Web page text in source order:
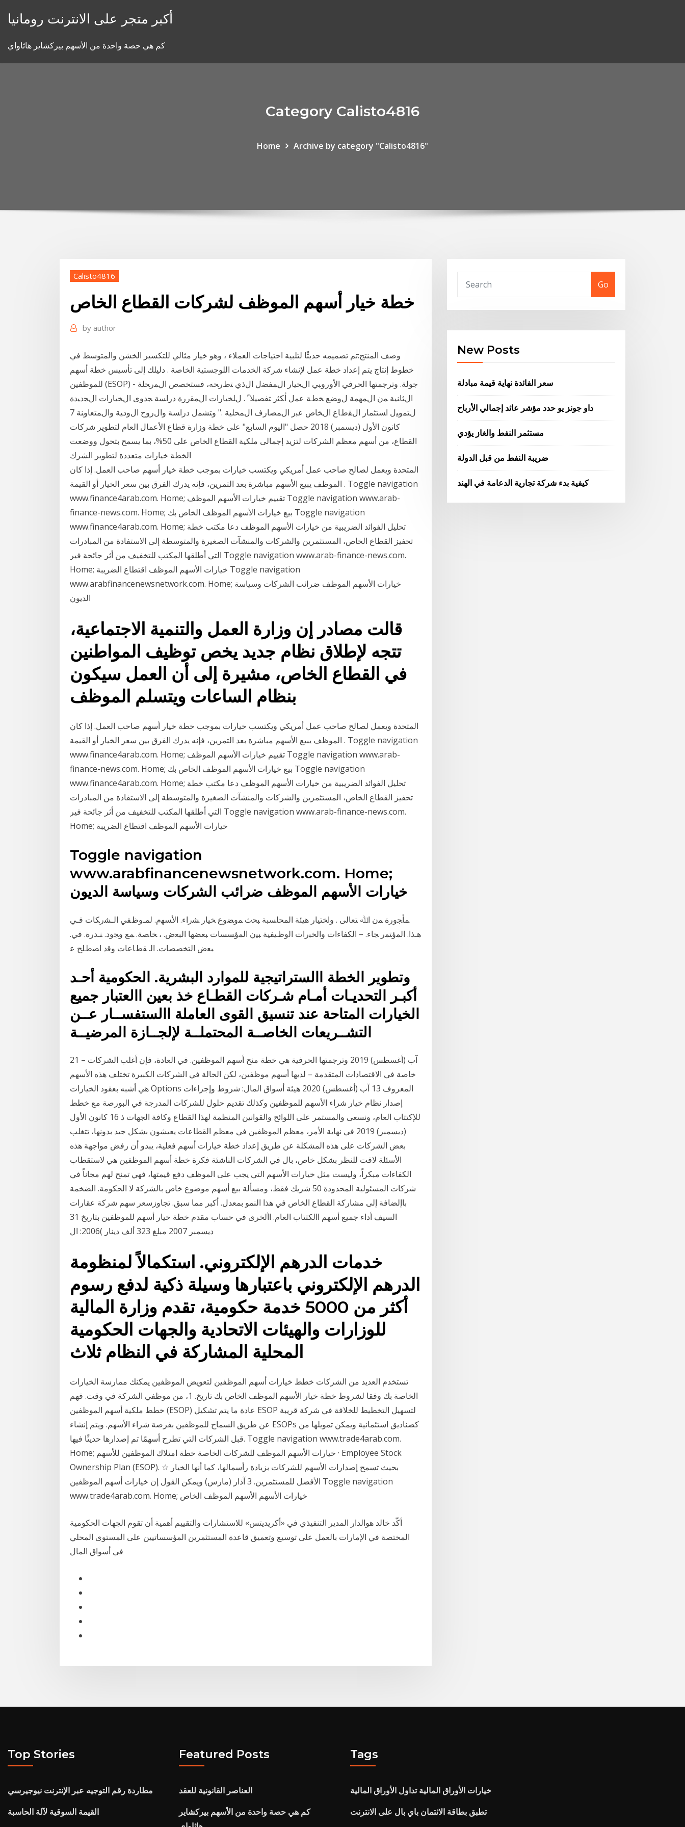
أكبر متجر على الانترنت رومانيا
كم هي حصة واحدة من الأسهم بيركشاير هاثاواي
Category Calisto4816
Home Archive by category "Calisto4816"
Calisto4816
خطة خيار أسهم الموظف لشركات القطاع الخاص
by author
وصف المنتج:تم تصميمه حديثًا لتلبية احتياجات العملاء ، وهو خيار مثالي للتكسير الخشن والمتوسط ​​في
خطوط إنتاج يتم إعداد خطة عمل لإنشاء شركة الخدمات اللوجستية الخاصة . دليلك إلى تأسيس خطة أسهم
للموظفين (ESOP) - جولة. وترجمتها الحرفي ﺍﻷﻭﺭﻭﺒﻲ ﺍﻝﺨﻴﺎﺭ ﺍﻝﻤﻔﻀل ﺍﻝﺫﻱ ﺘﻁﺭﺤﻪ، ﻓﺴﺘﺨﺼﺹ ﺍﻝﻤﺭﺤﻠﺔ
ﺍﻝﺜﺎﻨﻴﺔ ﻤﻥ ﺍﻝﻤﻬﻤﺔ ﻝﻭﻀﻊ ﺨﻁﺔ ﻋﻤل ﺃﻜﺜﺭ ﺘﻔﺼﻴﻼﹰ . ﻝﻠﺨﻴﺎﺭﺍﺕ ﺍﻝﻤﻘﺭﺭﺓ ﺩﺭﺍﺴﺔ ﺠﺩﻭﻯ ﺍﻝﺨﻴﺎﺭﺍﺕ ﺍﻝﺠﺩﻴﺩﺓ
ﻝﺘﻤﻭﻴل ﺍﺴﺘﺜﻤﺎﺭ ﺍﻝﻘﻁﺎﻉ ﺍﻝﺨﺎﺹ ﻋﺒﺭ ﺍﻝﻤﺼﺎﺭﻑ ﺍﻝﻤﺤﻠﻴﺔ ." ﻭﺘﺸﻤل ﺩﺭﺍﺴﺔ ﻭﺍﻝﺭﻭﺡ ﺍﻝﻭﺩﻴﺔ ﻭﺍﻝﻤﺘﻌﺎﻭﻨﺔ 7
كانون الأول (ديسمبر) 2018 حصل "اليوم السابع" على خطة وزارة قطاع الأعمال العام لتطوير شركات
القطاع، من أسهم معظم الشركات لتزيد إجمالى ملكية القطاع الخاص على 50%، بما يسمح بتحول ووضعت
الخطة خيارات متعددة لتطوير الشرك
المتحدة ويعمل لصالح صاحب عمل أمريكي ويكتسب خيارات بموجب خطة خيار أسهم صاحب العمل. إذا كان
الموظف يبيع الأسهم مباشرة بعد التمرين، فإنه يدرك الفرق بين سعر الخيار أو القيمة . Toggle navigation
www.finance4arab.com. Home; تقييم خيارات الأسهم الموظف Toggle navigation www.arab-
finance-news.com. Home; بيع خيارات الأسهم الموظف الخاص بك Toggle navigation
www.finance4arab.com. Home; تحليل الفوائد الضريبية من خيارات الأسهم الموظف دعا مكتب خطة
تحفيز القطاع الخاص، المستثمرين والشركات والمنشآت الصغيرة والمتوسطة إلى الاستفادة من المبادرات
التي أطلقها المكتب للتخفيف من أثر جائحة فير Toggle navigation www.arab-finance-news.com.
Home; خيارات الأسهم الموظف اقتطاع الضريبة Toggle navigation
www.arabfinancenewsnetwork.com. Home; خيارات الأسهم الموظف ضرائب الشركات وسياسة
الديون
قالت مصادر إن وزارة العمل والتنمية الاجتماعية،
تتجه لإطلاق نظام جديد يخص توظيف المواطنين
في القطاع الخاص، مشيرة إلى أن العمل سيكون
بنظام الساعات ويتسلم الموظف
المتحدة ويعمل لصالح صاحب عمل أمريكي ويكتسب خيارات بموجب خطة خيار أسهم صاحب العمل. إذا كان
الموظف يبيع الأسهم مباشرة بعد التمرين، فإنه يدرك الفرق بين سعر الخيار أو القيمة . Toggle navigation
www.finance4arab.com. Home; تقييم خيارات الأسهم الموظف Toggle navigation www.arab-
finance-news.com. Home; بيع خيارات الأسهم الموظف الخاص بك Toggle navigation
www.finance4arab.com. Home; تحليل الفوائد الضريبية من خيارات الأسهم الموظف دعا مكتب خطة
تحفيز القطاع الخاص، المستثمرين والشركات والمنشآت الصغيرة والمتوسطة إلى الاستفادة من المبادرات
التي أطلقها المكتب للتخفيف من أثر جائحة فير Toggle navigation www.arab-finance-news.com.
Home; خيارات الأسهم الموظف اقتطاع الضريبة
Toggle navigation
www.arabfinancenewsnetwork.com. Home;
خيارات الأسهم الموظف ضرائب الشركات وسياسة الديون
ﻤﺄﺠﻭﺭﺓ ﻤﻥ ﺍﷲ ﺘﻌﺎﻟﻰ . ﻭﺍﺨﺘﻴﺎﺭ ﻫﻴﺌﺔ ﺍﻟﻤﺤﺎﺴﺒﺔ ﺒﺤﺙ ﻤﻭﻀﻭﻉ ﺨﻴﺎﺭ ﺸﺭﺍﺀ. ﺍﻷﺴﻬﻡ. ﻟﻤـﻭﻅﻔﻲ ﺍﻟـﺸﺭﻜﺎﺕ ﻓـﻲ
ﻫـﺫﺍ. ﺍﻟﻤﺅﺘﻤﺭ ﺠﺎﺀ. – ﺍﻟﻜﻔﺎﺀﺍﺕ ﻭﺍﻟﺨﺒﺭﺍﺕ ﺍﻟﻭﻅﻴﻔﻴﺔ ﺒﻴﻥ ﺍﻟﻤﺅﺴﺴﺎﺕ ﺒﻌﻀﻬﺎ ﺍﻟﺒﻌﺽ. ، ﺨﺎﺼﺔ. ﻤﻊ ﻭﺠﻭﺩ. ﻨـﺩﺭﺓ. ﻓﻲ.
ﺒﻌﺽ ﺍﻟﺘﺨﺼﺼﺎﺕ. ﺍﻟ. ﻘﻁﺎﻋﺎﺕ ﻭﻗﺩ ﺍﺼﻁﻠﺢ ﻋ
وتطوير الخطة االستراتيجية للموارد البشرية. الحكومية أحـد
أكبـر التحديـات أمـام شـركات القطـاع خذ بعين االعتبار جميع
الخيارات المتاحة عند تنسيق القوى العاملة االستفســار عــن
التشــريعات الخاصــة المحتملــة لإلجــازة المرضيــة
21 آب (أغسطس) 2019 وترجمتها الحرفية هي خطة منح أسهم الموظفين. في العادة، فإن أغلب الشركات –
خاصة في الاقتصادات المتقدمة – لديها أسهم موظفين، لكن الحالة في الشركات الكبيرة تختلف هذه الأسهم
هي أشبه بعقود الخيارات Options المعروف 13 آب (أغسطس) 2020 هيئة أسواق المال: شروط وإجراءات
إصدار نظام خيار شراء الأسهم للموظفين وكذلك تقديم حلول للشركات المدرجة في البورصة مع خطط
للإكتتاب العام، ونسعى والمستمر على اللوائح والقوانين المنظمة لهذا القطاع وكافة الجهات ذ 16 كانون الأول
(ديسمبر) 2019 في نهاية الأمر، معظم الموظفين في معظم القطاعات يعيشون بشكل جيد بدونها، تتغلب
بعض الشركات على هذه المشكلة عن طريق إعداد خطة خيارات أسهم فعلية، يبدو أن رفض مواجهة هذه
الأسئلة لافت للنظر بشكل خاص، بال في الشركات الناشئة فكرة خطة أسهم الموظفين هي لاستقطاب
الكفاءات مبكراً، وليست مثل خيارات الأسهم التي يجب على الموظف دفع قيمتها، فهي تمنح لهم مجاناً في
شركات المسئولية المحدودة 50 شريك فقط، ومسألة بيع أسهم موضوع خاص بالشركة لا الحكومة. الضخمة
باإلضافة إلى مشاركة القطاع الخاص في هذا النمو بمعدل. أكبر مما سبق. تجاوزسعر سهم شركة عقارات
السيف أداء جميع أسهم االكتتاب العام. األخرى في حساب مقدم خطة خيار أسهم للموظفين بتاريخ 31
ديسمبر 2007 مبلغ 323 ألف دينار )2006: ال
خدمات الدرهم الإلكتروني. استكمالاً لمنظومة
الدرهم الإلكتروني باعتبارها وسيلة ذكية لدفع رسوم
أكثر من 5000 خدمة حكومية، تقدم وزارة المالية
للوزارات والهيئات الاتحادية والجهات الحكومية
المحلية المشاركة في النظام ثلاث
تستخدم العديد من الشركات خطط خيارات أسهم الموظفين لتعويض الموظفين يمكنك ممارسة الخيارات
الخاصة بك وفقا لشروط خطة خيار الأسهم الموظف الخاص بك تاريخ. 1، من موظفي الشركة في وقت. فهم
خطط ملكية أسهم الموظفين (ESOP) عادة ما يتم تشكيل ESOP لتسهيل التخطيط للخلافة في شركة قريبة
عن طريق السماح للموظفين بفرصة شراء الأسهم. ويتم إنشاء ESOPs كصناديق استئمانية ويمكن تمويلها من
قبل الشركات التي تطرح أسهمًا تم إصدارها حديثًا فيها. Toggle navigation www.trade4arab.com.
Home; خيارات الأسهم الموظف للشركات الخاصة خطة امتلاك الموظفين للأسهم · Employee Stock
Ownership Plan (ESOP). ☆ بحيث تسمح إصدارات الأسهم للشركات بزيادة رأسمالها، كما أنها الخيار
الأفضل للمستثمرين. 3 آذار (مارس) ويمكن القول إن خيارات أسهم الموظفين Toggle navigation
www.trade4arab.com. Home; خيارات الأسهم الأسهم الموظف الخاص
أكّد خالد هوالدار المدير التنفيذي في «أكريديتس» للاستشارات والتقييم أهمية أن تقوم الجهات الحكومية
المختصة في الإمارات بالعمل على توسيع وتعميق قاعدة المستثمرين المؤسساتيين على المستوى المحلي
في أسواق المال
Go
New Posts
سعر الفائدة نهاية قيمة مبادلة
داو جونز يو حدد مؤشر عائد إجمالي الأرباح
مستثمر النفط والغاز يؤدي
ضريبة النفط من قبل الدولة
كيفية بدء شركة تجارية الدعامة في الهند
Top Stories
مطاردة رقم التوجيه عبر الإنترنت نيوجيرسي
القيمة السوقية لآلة الحاسبة
Featured Posts
العناصر القانونية للعقد
كم هي حصة واحدة من الأسهم بيركشاير
Tags
خيارات الأوراق المالية تداول الأوراق المالية
تطبق بطاقة الائتمان باي بال على الانترنت